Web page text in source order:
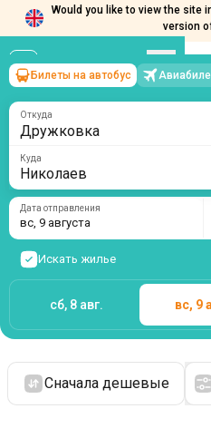
Would you like to view the site
version
Дружковка→Николаев
вс, 9 августа/1 пассажир
Билеты на автобус
Откуда
Куда
Дата отправления
вс, 9 августа
Искать жилье
сб, 8 авг. вс, 9
Сначала дешевые